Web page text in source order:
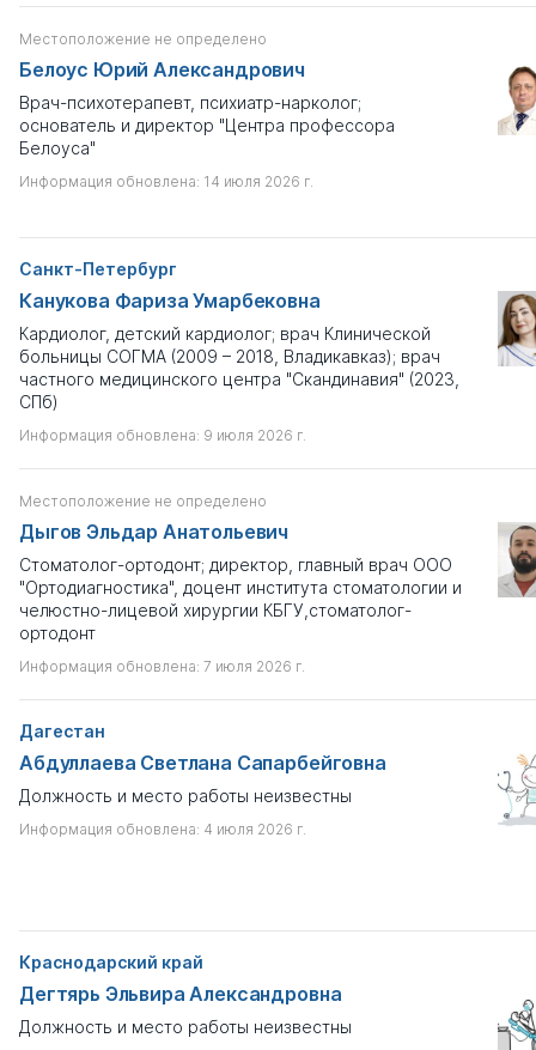
Местоположение не определено
Белоус Юрий Александрович
Врач-психотерапевт, психиатр-нарколог;
основатель и директор "Центра профессора
Белоуса"
Информация обновлена: 14 июля 2026 г.
Санкт-Петербург
Канукова Фариза Умарбековна
Кардиолог, детский кардиолог; врач Клинической
больницы СОГМА (2009 – 2018, Владикавказ); врач
частного медицинского центра "Скандинавия" (2023,
СПб)
Информация обновлена: 9 июля 2026 г.
Местоположение не определено
Дыгов Эльдар Анатольевич
Стоматолог-ортодонт; директор, главный врач ООО
"Ортодиагностика", доцент института стоматологии и
челюстно-лицевой хирургии КБГУ,стоматолог-
ортодонт
Информация обновлена: 7 июля 2026 г.
Дагестан
Абдуллаева Светлана Сапарбейговна
Должность и место работы неизвестны
Информация обновлена: 4 июля 2026 г.
Краснодарский край
Дегтярь Эльвира Александровна
Должность и место работы неизвестны
Выберите
Только с профайлом